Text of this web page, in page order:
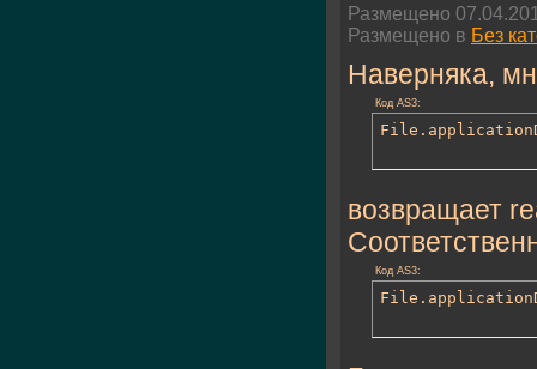
Размещено
Размещено в Без
Наверняка,
Код AS3:
возвращает
Код AS3: